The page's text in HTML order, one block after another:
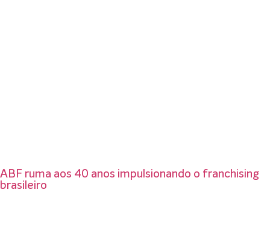
ABF ruma aos 40 anos impulsionando o franchising
brasileiro